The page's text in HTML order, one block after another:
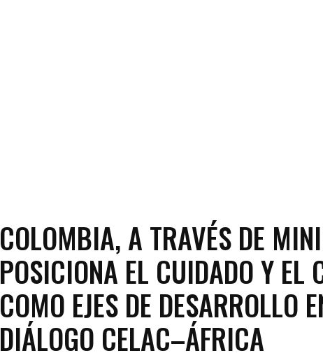
COLOMBIA, A TRAVÉS DE
POSICIONA EL CUIDADO Y EL
COMO EJES DE DESARROLLO
DIÁLOGO CELAC–ÁFRICA